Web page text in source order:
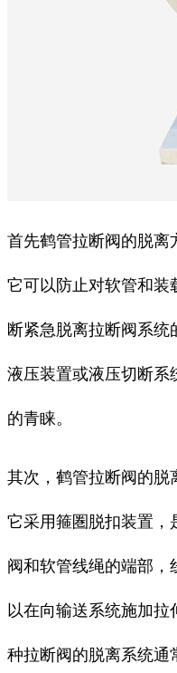
首先鹤管拉断阀的脱离
它可以防止对软管和装
断紧急脱离拉断阀系
液压装置或液压切断系
的青睐。
其次，鹤管拉断阀的脱
它采用箍圏脱扣装置，
阀和软管线绳的端部
以在向输送系统施加
种拉断阀的脱离系统通